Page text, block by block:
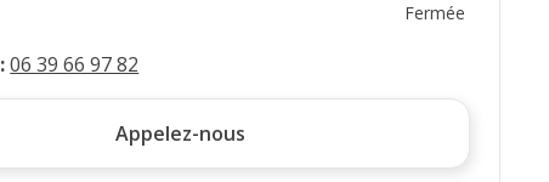
Fermée
:06 39 66 97 82
Appelez-nous